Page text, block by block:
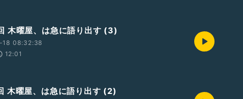
木曜屋、は急に語り出す (3)
08:32:38
12:01
木曜屋、は急に語り出す (2)